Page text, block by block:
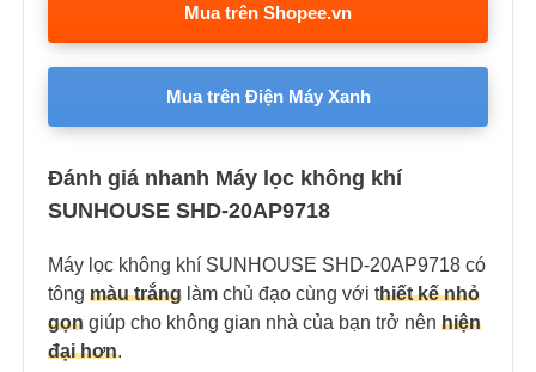
Mua trên Shopee.vn
Mua trên Điện Máy Xanh
Đánh giá nhanh Máy lọc không khí
SUNHOUSE SHD-20AP9718
Máy lọc không khí SUNHOUSE SHD-20AP9718 có
tông màu trắng làm chủ đạo cùng với thiết kế nhỏ
gọn giúp cho không gian nhà của bạn trở nên hiện
đại hơn.